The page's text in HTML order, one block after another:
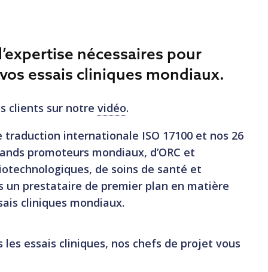
nécessaires pour
essais cliniques mondiaux.
clients sur notre vidéo.
internationale ISO 17100 et nos 26
promoteurs mondiaux, d’ORC et
de soins de santé et
un prestataire de premier plan en matière
cliniques mondiaux.
essais cliniques, nos chefs de projet vous